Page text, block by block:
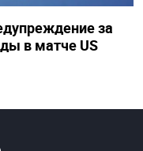
за
в матче US